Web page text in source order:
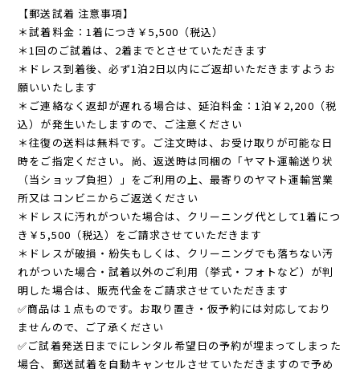
【郵送試着 注意事項】
＊試着料金：1着につき￥5,500（税込）
＊1回のご試着は、2着までとさせていただきます
＊ドレス到着後、必ず1泊2日以内にご返却いただきますようお
願いいたします
＊ご連絡なく返却が遅れる場合は、延泊料金：1泊￥2,200（税
込）が発生いたしますので、ご注意ください
＊往復の送料は無料です。ご注文時は、お受け取りが可能な日
時をご指定ください。尚、返送時は同梱の「ヤマト運輸送り状
（当ショップ負担）」をご利用の上、最寄りのヤマト運輸営業
所又はコンビニからご返送ください
＊ドレスに汚れがついた場合は、クリーニング代として1着につ
き￥5,500（税込）をご請求させていただきます
＊ドレスが破損・紛失もしくは、クリーニングでも落ちない汚
れがついた場合・試着以外のご利用（挙式・フォトなど）が判
明した場合は、販売代金をご請求させていただきます
✅商品は１点ものです。お取り置き・仮予約には対応しており
ませんので、ご了承ください
✅ご試着発送日までにレンタル希望日の予約が埋まってしまった
場合、郵送試着を自動キャンセルさせていただきますので予め